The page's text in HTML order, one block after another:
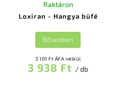
Loxiran - Hangya büfé
Raktáron
3 101 Ft ÁFA nélkül
3 938 Ft / db
Bővebben